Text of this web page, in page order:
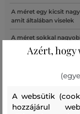
A méret egy kicsit
amit általában viselek
A méret sokkal
amit viselek
32
Azért,
A websütik
hozzájárul